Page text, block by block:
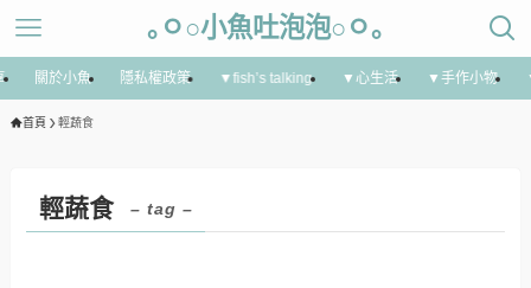
｡ㅇ○小魚吐泡泡○ㅇ｡
關於小魚 隱私權政策 ▼fish’s talking ▼心生活 ▼手作小物
首頁 輕蔬食
輕蔬食 – tag –